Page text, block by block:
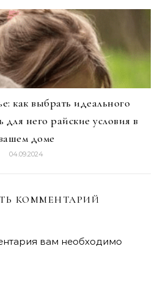
как выбрать идеального
для него райские условия в
доме
04.09.2024
КОММЕНТАРИЙ
вам необходимо